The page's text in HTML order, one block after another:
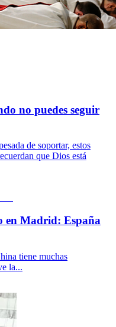
no puedes seguir
de soportar, estos
que Dios está
en Madrid: España
tiene muchas
la...